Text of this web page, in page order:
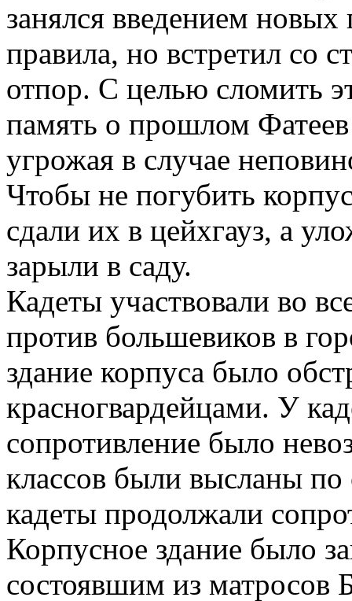
занялся введением
правила, но встретил со
отпор. С целью сломить
память о прошлом
угрожая в случае
Чтобы не погубить
сдали их в цейхгауз, а
зарыли в саду.
Кадеты участвовали во
против большевиков в
здание корпуса было
красногвардейцами. У
сопротивление было
классов были высланы
кадеты продолжали
Корпусное здание было
состоявшим из матросов